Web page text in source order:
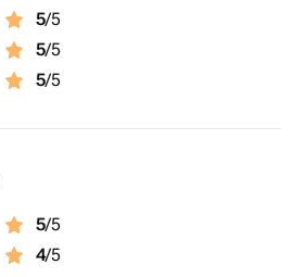
5/5
5/5
5/5
5/5
4/5